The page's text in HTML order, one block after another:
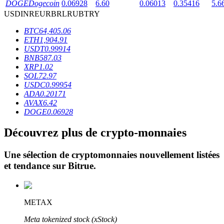
Blocages BTR
Des investissements exclusifs pour les détenteurs de BTR
Prêts
Service d'emprunt adossé à des cryptomonnaies
DOGEDogecoin 0.06928 6.60 0.06013 0.35416
USDINREURBRLRUBTRY
BTC64,405.06
ETH1,904.91
USDT0.99914
BNB587.03
XRP1.02
SOL72.97
USDC0.99954
ADA0.20171
AVAX6.42
DOGE0.06928
Découvrez plus de crypto-monnaies
Une sélection de cryptomonnaies nouvellement listées
et tendance sur Bitrue.
METAX
Meta tokenized stock (xStock)